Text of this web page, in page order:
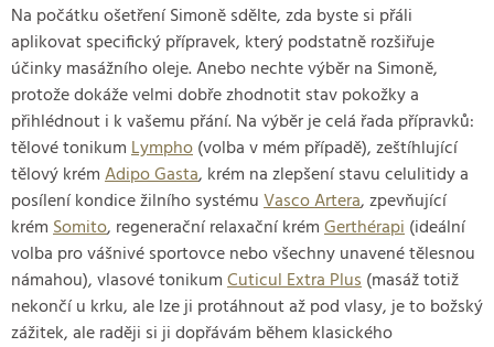
Na počátku ošetření Simoně sdělte, zda byste si přáli
aplikovat specifický přípravek, který podstatně rozšiřuje
účinky masážního oleje. Anebo nechte výběr na Simoně,
protože dokáže velmi dobře zhodnotit stav pokožky a
přihlédnout i k vašemu přání. Na výběr je celá řada přípravků:
tělové tonikumLympho(volba v mém případě), zeštíhlující
tělový krémAdipo Gasta, krém na zlepšení stavu celulitidy a
posílení kondice žilního systémuVasco Artera, zpevňující
krémSomito, regenerační relaxační krémGerthérapi(ideální
volba pro vášnivé sportovce nebo všechny unavené tělesnou
námahou), vlasové tonikumCuticul Extra Plus(masáž totiž
nekončí u krku, ale lze ji protáhnout až pod vlasy, je to božský
zážitek, ale raději si ji dopřávám během klasického